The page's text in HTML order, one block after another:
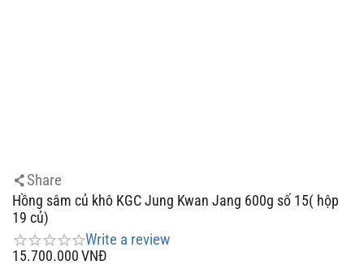
Share
Hồng sâm củ khô KGC Jung Kwan Jang 600g số 15( hộp
19 củ)
Write a review
15.700.000VNĐ